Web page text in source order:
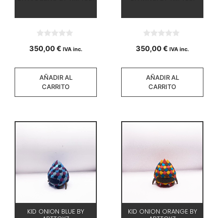
d
350,00€ IVA inc.
AÑADIR AL
CARRITO
d
350,00€ IVA inc.
AÑADIR AL
CARRITO
KID ONION BLUE BY
KID ONION ORANGE BY